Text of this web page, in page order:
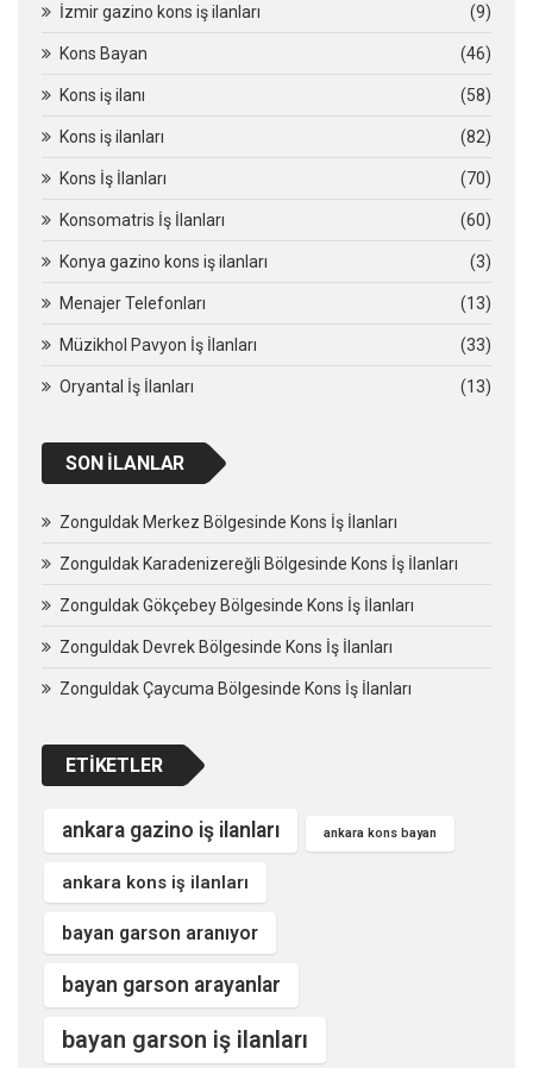
İzmir gazino kons iş ilanları (9)
Kons Bayan (46)
Kons iş ilanı (58)
Kons iş ilanları (82)
Kons İş İlanları (70)
Konsomatris İş İlanları (60)
Konya gazino kons iş ilanları (3)
Menajer Telefonları (13)
Müzikhol Pavyon İş İlanları (33)
Oryantal İş İlanları (13)
SON İLANLAR
Zonguldak Merkez Bölgesinde Kons İş İlanları
Zonguldak Karadenizereğli Bölgesinde Kons İş İlanları
Zonguldak Gökçebey Bölgesinde Kons İş İlanları
Zonguldak Devrek Bölgesinde Kons İş İlanları
Zonguldak Çaycuma Bölgesinde Kons İş İlanları
ETIKETLER
ankara gazino iş ilanları ankara kons bayan
ankara kons iş ilanları
bayan garson aranıyor
bayan garson arayanlar
bayan garson iş ilanları